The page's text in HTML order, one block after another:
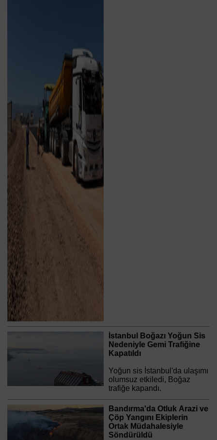
İstanbul Boğazı Yoğun Sis
Nedeniyle Gemi Trafiğine
Kapatıldı
Yoğun sis İstanbul'da ulaşımı
olumsuz etkiledi, Boğaz
trafiğe kapandı.
Bandırma'da Otluk Arazi ve
Çöp Yangını Ekiplerin
Ortak Müdahalesiyle
Söndürüldü